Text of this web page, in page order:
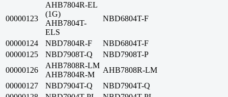
00000123
AHB7804R-EL
(1G)
AHB7804T-
ELS
NBD6804T-F
00000124 NBD7804R-F
NBD6804T-F
00000125
NBD7908T-Q
NBD7908T-P
00000126
AHB7808R-LM
AHB7804R-M
AHB7808R-LM
00000127
NBD7904T-Q
NBD7904T-Q